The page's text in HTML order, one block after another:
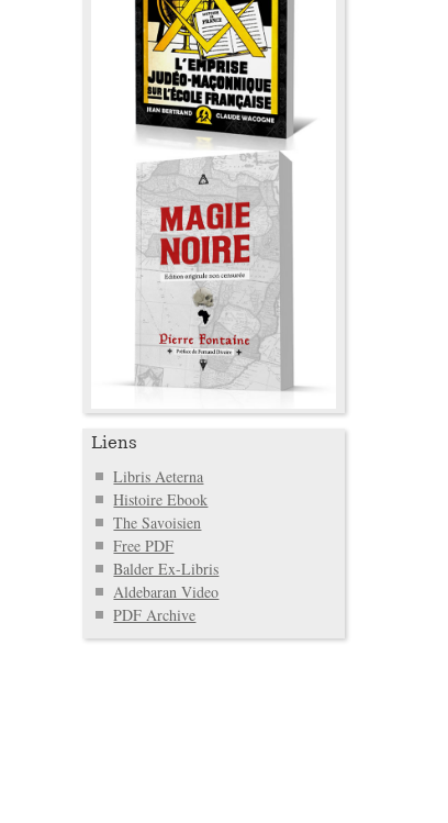
Liens
Libris Aeterna
Histoire Ebook
The Savoisien
Free PDF
Balder Ex-Libris
Aldebaran Video
PDF Archive